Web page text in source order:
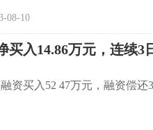
08-10
资买入52 47万元，融资偿还